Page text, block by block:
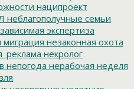
наципроект
неблагополучные семьи
экспертиза
миграция незаконная охота
некролог
непогода нерабочая неделя